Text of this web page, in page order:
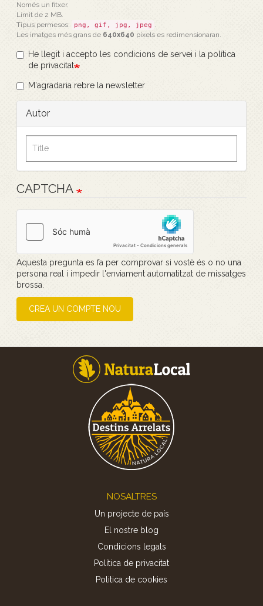
Només un fitxer.
Límit de 2 MB.
Tipus permesos:
png, gif, jpg, jpeg .
Les imatges més grans de 640x640 píxels es redimensionaran.
He llegit i accepto les condicions de servei i la política
de privacitat
M'agradaria rebre la newsletter
Autor
CAPTCHA
Aquesta pregunta es fa per comprovar si vostè és o no una
persona real i impedir l'enviament automatitzat de missatges
brossa.
CREA UN COMPTE NOU
NOSALTRES
Un projecte de país
El nostre blog
Condicions legals
Política de privacitat
Politica de cookies